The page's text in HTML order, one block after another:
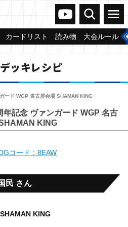
ヴァンガードch
検索 メニュー
カードリスト 読み物 大会ルール
ッキレシピ
ード WGP 名古屋会場 SHAMAN KING
年記念 ヴァンガード WGP 名古
KING
コード：8EAW
民 さん
KING